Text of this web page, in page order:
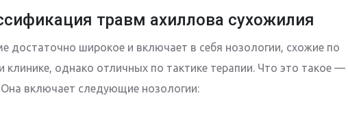
травм ахиллова сухожилия
достаточно широкое и включает в себя нозологии, схожие по
клинике, однако отличных по тактике терапии. Что это такое —
включает следующие нозологии: